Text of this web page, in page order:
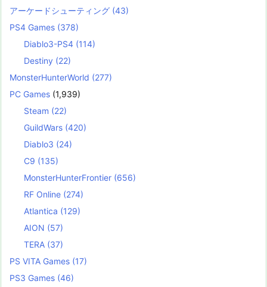
アーケードシューティング (43)
PS4 Games (378)
Diablo3-PS4 (114)
Destiny (22)
MonsterHunterWorld (277)
PC Games (1,939)
Steam (22)
GuildWars (420)
Diablo3 (24)
C9 (135)
MonsterHunterFrontier (656)
RF Online (274)
Atlantica (129)
AION (57)
TERA (37)
PS VITA Games (17)
PS3 Games (46)